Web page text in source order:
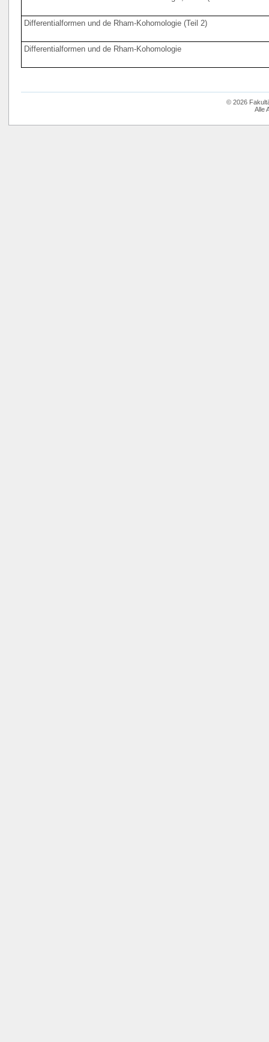
Differentialformen und de Rham-Kohomologie (Teil 2)
Differentialformen und de Rham-Kohomologie
© 2026
Alle